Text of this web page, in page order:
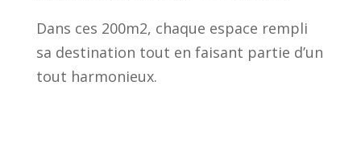
Dans ces 200m2, chaque espace rempli
sa destination tout en faisant partie d’un
tout harmonieux.